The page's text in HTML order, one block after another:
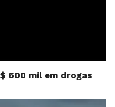
600 mil em drogas